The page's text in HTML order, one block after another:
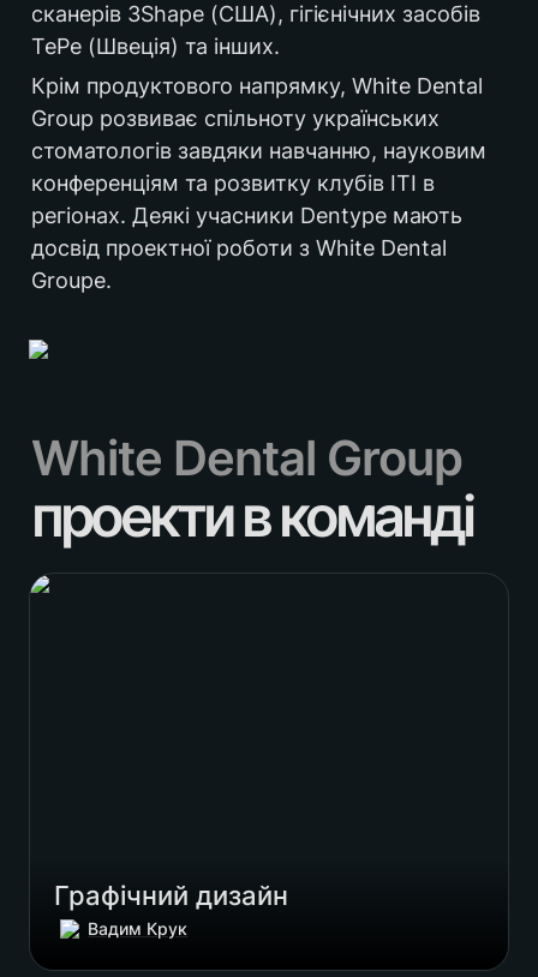
сканерів 3Shape (США), гігієнічних засобів
TePe (Швеція) та інших.
Крім продуктового напрямку, White Dental
Group розвиває спільноту українських
стоматологів завдяки навчанню, науковим
конференціям та розвитку клубів ІТІ в
регіонах. Деякі учасники Dentype мають
досвід проектної роботи з White Dental
Groupe.
White Dental Group
проекти в команді
Графічний дизайн
Графічний дизайн
Вадим Крук